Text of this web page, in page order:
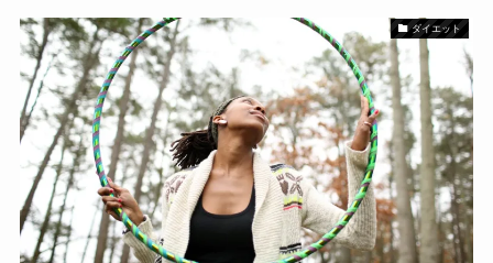
ダイエット